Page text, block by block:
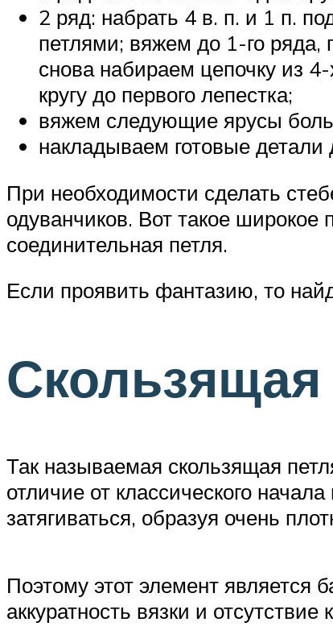
2 ряд: набрать 4 в. п. и 1 п.
петлями; вяжем до 1-го
снова набираем цепочку из
кругу до первого лепестка;
вяжем следующие ярусы
накладываем готовые
При необходимости сделать
одуванчиков. Вот такое
соединительная петля.
Если проявить фантазию, то
Так называемая скользящая
отличие от классического
затягиваться, образуя очень
Поэтому этот элемент является
аккуратность вязки и